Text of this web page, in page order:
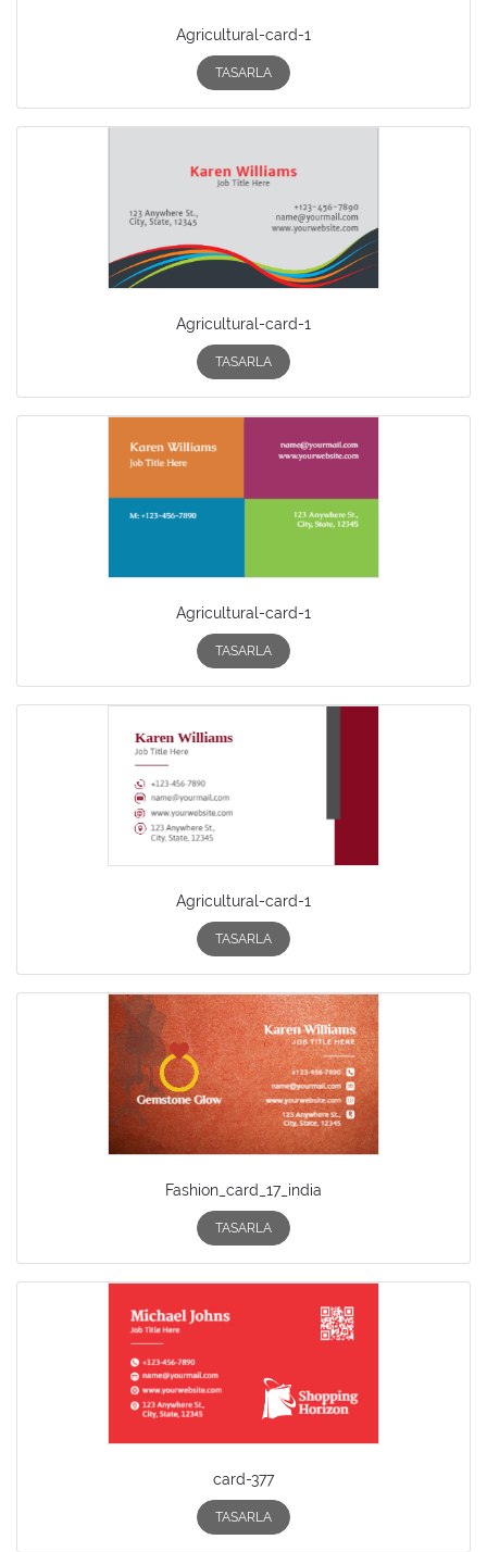
Agricultural-card-1
TASARLA
Agricultural-card-1
TASARLA
Agricultural-card-1
TASARLA
Agricultural-card-1
TASARLA
Fashion_card_17_india
TASARLA
card-377
TASARLA